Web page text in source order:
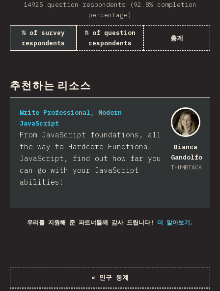
14925 question respondents (92.8% completion
percentage)
% of survey
respondents
% of question
respondents
총계
추천하는 리소스
Bianca
Gandolfo
THUMBTACK
Write Professional, Modern
JavaScript
From JavaScript foundations, all
the way to Hardcore Functional
JavaScript, find out how far you
can go with your JavaScript
abilities!
우리를 지원해 준 파트너들께 감사 드립니다! 더 알아보기.
« 인구 통계